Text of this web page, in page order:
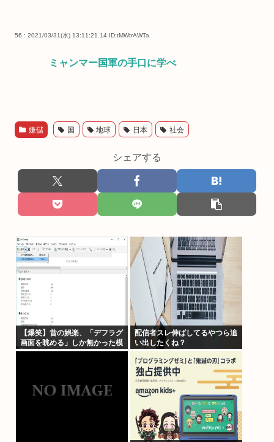
56 : 2021/03/31(水) 13:11:21.14 ID:tMWtrAWTa
ミャンマー国軍の手口に学べ
嫌儲 国 地球 日本 社会
シェアする
【爆笑】昔の娯楽、「デフラグ
画面を眺める」しか無かった模
様www
配信者スレ伸ばしてるやつら追
い出したくね？